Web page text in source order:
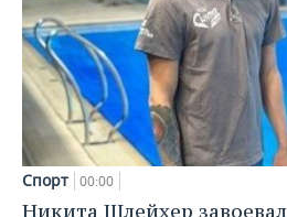
Спорт 00:00
Никита Шлейхер